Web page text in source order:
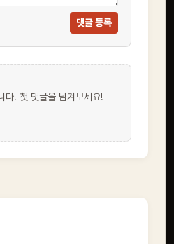
댓글 등록
다. 첫 댓글을 남겨보세요!